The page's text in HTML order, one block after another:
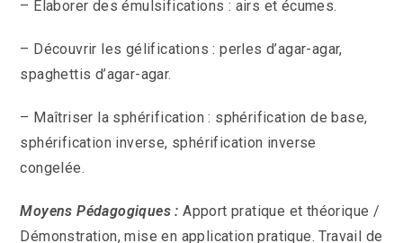
– Élaborer des émulsifications : airs et écumes.
– Découvrir les gélifications : perles d’agar-agar,
spaghettis d’agar-agar.
– Maîtriser la sphérification : sphérification de base,
sphérification inverse, sphérification inverse
congelée.
Moyens Pédagogiques :Apport pratique et théorique /
Démonstration, mise en application pratique. Travail de